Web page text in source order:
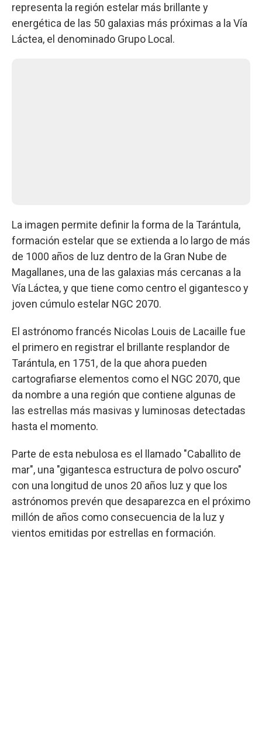
representa la región estelar más brillante y
energética de las 50 galaxias más próximas a la Vía
Láctea, el denominado Grupo Local.
La imagen permite definir la forma de la Tarántula,
formación estelar que se extienda a lo largo de más
de 1000 años de luz dentro de la Gran Nube de
Magallanes, una de las galaxias más cercanas a la
Vía Láctea, y que tiene como centro el gigantesco y
joven cúmulo estelar NGC 2070.
El astrónomo francés Nicolas Louis de Lacaille fue
el primero en registrar el brillante resplandor de
Tarántula, en 1751, de la que ahora pueden
cartografiarse elementos como el NGC 2070, que
da nombre a una región que contiene algunas de
las estrellas más masivas y luminosas detectadas
hasta el momento.
Parte de esta nebulosa es el llamado "Caballito de
mar", una "gigantesca estructura de polvo oscuro"
con una longitud de unos 20 años luz y que los
astrónomos prevén que desaparezca en el próximo
millón de años como consecuencia de la luz y
vientos emitidas por estrellas en formación.